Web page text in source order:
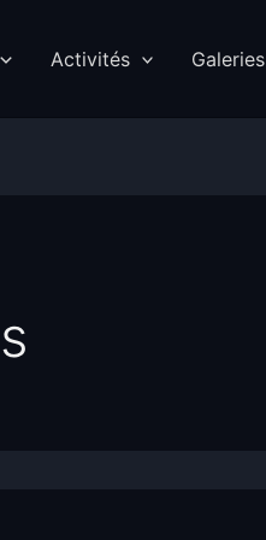
Activités Galeries